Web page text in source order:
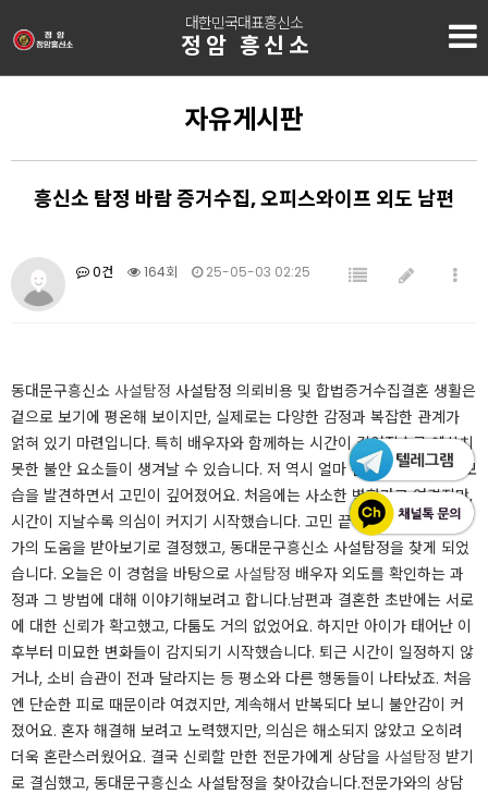
대한민국대표흥신소
정암 흥신소
자유게시판
흥신소 탐정 바람 증거수집, 오피스와이프 외도 남편
0건 164회 25-05-03 02:25
​​​​​​​​​​​동대문구흥신소 사설탐정 사설탐정 의뢰비용 및 합법증거수집​​​​​결혼 생활은
겉으로 보기에 평온해 보이지만, 실제로는 다양한 감정과 복잡한 관계가
얽혀 있기 마련입니다. 특히 배우자와 함께하는 시간이 길어질수록 예상치
못한 불안 요소들이 생겨날 수 있습니다. 저 역시 얼마 전 남편의 변화된 모
습을 발견하면서 고민이 깊어졌어요. 처음에는 사소한 변화라고 여겼지만,
시간이 지날수록 의심이 커지기 시작했습니다. 고민 끝에 믿을 만한 전문
가의 도움을 받아보기로 결정했고, 동대문구흥신소 사설탐정을 찾게 되었
습니다. 오늘은 이 경험을 바탕으로 사설탐정 배우자 외도를 확인하는 과
정과 그 방법에 대해 이야기해보려고 합니다.​남편과 결혼한 초반에는 서로
에 대한 신뢰가 확고했고, 다툼도 거의 없었어요. 하지만 아이가 태어난 이
후부터 미묘한 변화들이 감지되기 시작했습니다. 퇴근 시간이 일정하지 않
거나, 소비 습관이 전과 달라지는 등 평소와 다른 행동들이 나타났죠. 처음
엔 단순한 피로 때문이라 여겼지만, 계속해서 반복되다 보니 불안감이 커
졌어요. 혼자 해결해 보려고 노력했지만, 의심은 해소되지 않았고 오히려
더욱 혼란스러웠어요. 결국 신뢰할 만한 전문가에게 상담을 사설탐정 받기
로 결심했고, 동대문구흥신소 사설탐정을 찾아갔습니다.​전문가와의 상담